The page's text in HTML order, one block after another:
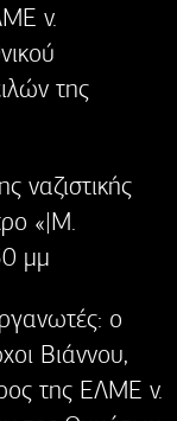
ν.
της
ναζιστικής
«|Μ.
μμ
ο
Βιάννου,
της ΕΛΜΕ ν.